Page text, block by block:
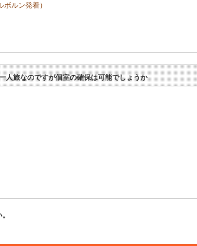
ルン発着）
人旅なのですが個室の確保は可能でしょうか